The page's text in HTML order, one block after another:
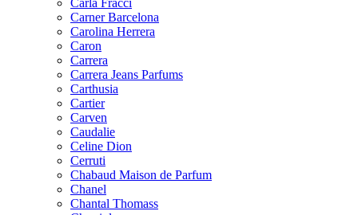
Carner Barcelona
Carolina Herrera
Caron
Carrera
Carrera Jeans Parfums
Carthusia
Cartier
Carven
Caudalie
Celine Dion
Cerruti
Chabaud Maison de Parfum
Chanel
Chantal Thomass